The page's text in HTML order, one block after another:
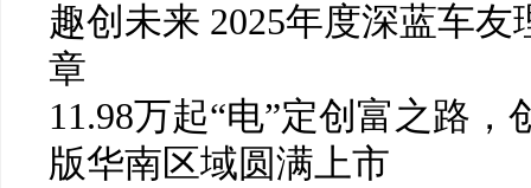
趣创未来 2025年度深蓝车
章
11.98万起“电”定创富之路
版华南区域圆满上市